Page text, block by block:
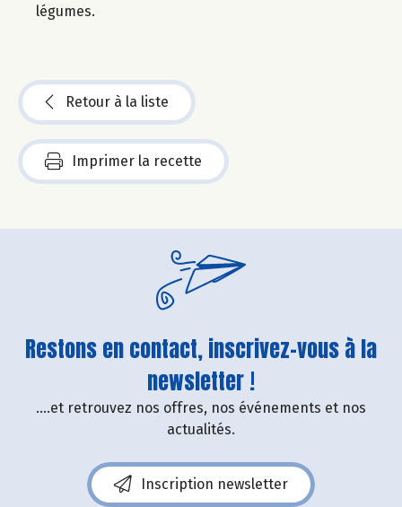
légumes.
Retour à la liste
Imprimer la recette
Restons en contact, inscrivez-vous à la
newsletter !
....et retrouvez nos offres, nos événements et nos
actualités.
Inscription newsletter